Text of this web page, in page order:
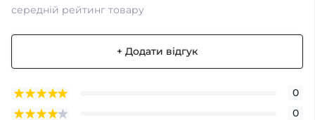
середній рейтинг товару
+ Додати відгук
0
0